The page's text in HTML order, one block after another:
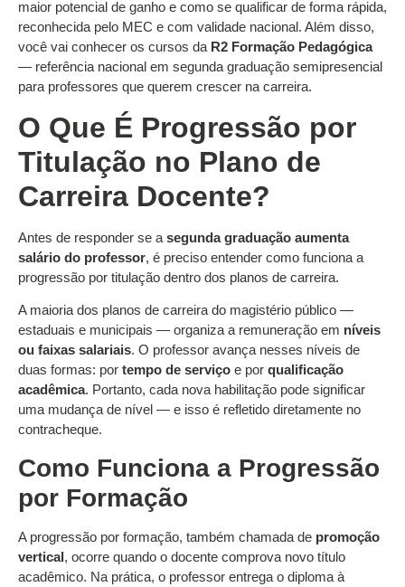
maior potencial de ganho e como se qualificar de forma rápida,
reconhecida pelo MEC e com validade nacional. Além disso,
você vai conhecer os cursos da R2 Formação Pedagógica
— referência nacional em segunda graduação semipresencial
para professores que querem crescer na carreira.
O Que É Progressão por
Titulação no Plano de
Carreira Docente?
Antes de responder se a segunda graduação aumenta
salário do professor, é preciso entender como funciona a
progressão por titulação dentro dos planos de carreira.
A maioria dos planos de carreira do magistério público —
estaduais e municipais — organiza a remuneração em níveis
ou faixas salariais. O professor avança nesses níveis de
duas formas: por tempo de serviço e por qualificação
acadêmica. Portanto, cada nova habilitação pode significar
uma mudança de nível — e isso é refletido diretamente no
contracheque.
Como Funciona a Progressão
por Formação
A progressão por formação, também chamada de promoção
vertical, ocorre quando o docente comprova novo título
acadêmico. Na prática, o professor entrega o diploma à